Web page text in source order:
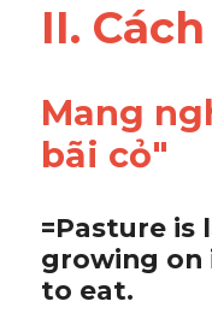
Cách dùng từ
Từ vựng theo
Task 1
Ngân hàng đề
Phân biệt từ
II.
Mang
bãi cỏ"
=Pasture is
growing on
to eat.